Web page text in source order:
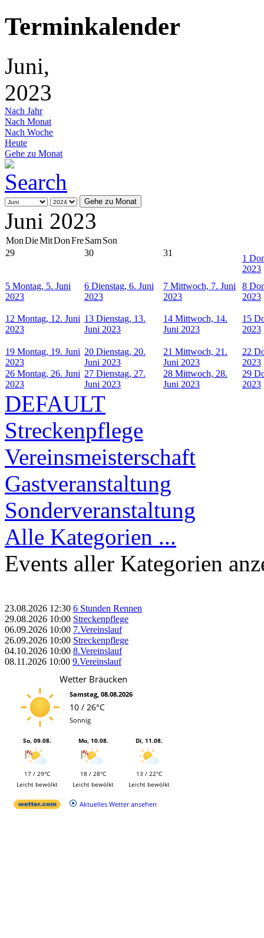
Terminkalender
Juni,
2023
Nach Jahr
Nach Monat
Nach Woche
Heute
Gehe zu Monat
Gehe zu Monat
Juni 2023
MonDieMitDonFreSamSon
29
30 31
1
2023
5 Montag, 5. Juni
2023
6 Dienstag, 6. Juni
2023
7 Mittwoch, 7. Juni
2023
8
2023
12 Montag, 12. Juni
2023
13 Dienstag, 13.
Juni 2023
14 Mittwoch, 14.
Juni 2023
15
2023
19 Montag, 19. Juni
2023
20 Dienstag, 20.
Juni 2023
21 Mittwoch, 21.
Juni 2023
22
2023
26 Montag, 26. Juni
2023
27 Dienstag, 27.
Juni 2023
28 Mittwoch, 28.
Juni 2023
29
2023
DEFAULT
Streckenpflege
Vereinsmeisterschaft
Gastveranstaltung
Sonderveranstaltung
Alle Kategorien ...
Events aller Kategorien
23.08.2026 12:30 6 Stunden Rennen
29.08.2026 10:00 Streckenpflege
06.09.2026 10:00 7.Vereinslauf
26.09.2026 10:00 Streckenpflege
04.10.2026 10:00 8.Vereinslauf
08.11.2026 10:00 9.Vereinslauf
Wetter Bräucken
Samstag, 08.08.2026
10 / 26°C
Sonnig
So, 09.08.
17 / 29°C
Leicht bewölkt
Mo, 10.08.
18 / 28°C
Leicht bewölkt
Di, 11.08.
13 / 22°C
Leicht bewölkt
Aktuelles Wetter ansehen